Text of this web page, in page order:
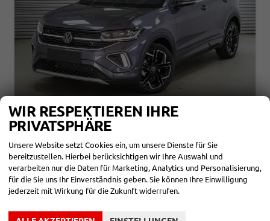
VOLKSWAGEN T-CROSS
1,5 TSI DSG R-LINE - LAGER
sofort lieferbar Fahrzeug mit Tageszulassung
Fahrzeugnr. 866166 Getriebe Automatik
Kraftstoff Benzin Außenfarbe Rauchgrau Metallic (5W)
Leistung 110 kW (150 PS) Kilometerstand 20 km
WIR RESPEKTIEREN IHRE
PRIVATSPHÄRE
Unsere Website setzt Cookies ein, um unsere Dienste für Sie
bereitzustellen. Hierbei berücksichtigen wir Ihre Auswahl und
verarbeiten nur die Daten für Marketing, Analytics und Personalisierung,
für die Sie uns Ihr Einverständnis geben. Sie können Ihre Einwilligung
jederzeit mit Wirkung für die Zukunft widerrufen.